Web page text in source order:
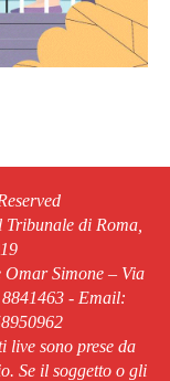
Tribunale di Roma,
Omar Simone – Via
- Email:
live sono prese da
Se il soggetto o gli